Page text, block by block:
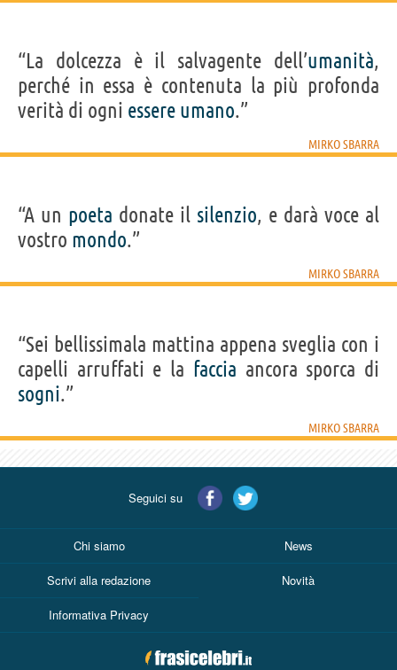
“La dolcezza è il salvagente dell’umanità,
perché in essa è contenuta la più profonda
verità di ogni essere umano.”
MIRKO SBARRA
“A un poeta donate il silenzio, e darà voce al
vostro mondo.”
MIRKO SBARRA
“Sei bellissimala mattina appena sveglia con i
capelli arruffati e la faccia ancora sporca di
sogni.”
MIRKO SBARRA
Seguici su
Chi siamo News
Scrivi alla redazione Novità
Informativa Privacy